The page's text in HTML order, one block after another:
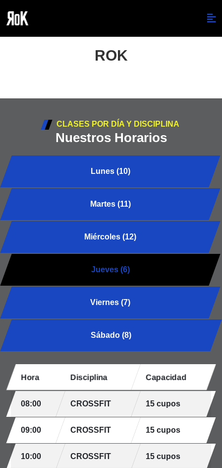
ROK
CLASES POR DÍA Y DISCIPLINA
Nuestros Horarios
Lunes (10)
Martes (11)
Miércoles (12)
Jueves (6)
Viernes (7)
Sábado (8)
Hora Disciplina Capacidad
08:00 CROSSFIT 15 cupos
09:00 CROSSFIT 15 cupos
10:00 CROSSFIT 15 cupos